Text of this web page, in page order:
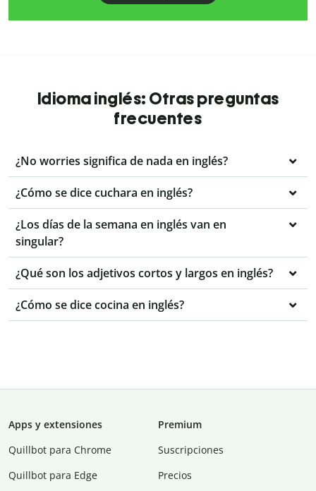
Idioma inglés: Otras preguntas
frecuentes
¿No worries significa de nada en inglés?
¿Cómo se dice cuchara en inglés?
¿Los días de la semana en inglés van en
singular?
¿Qué son los adjetivos cortos y largos en inglés?
¿Cómo se dice cocina en inglés?
Apps y extensiones
Quillbot para Chrome
Quillbot para Edge
Premium
Suscripciones
Precios